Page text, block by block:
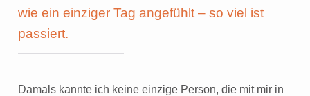
wie ein einziger Tag angefühlt – so viel ist
passiert.
Damals kannte ich keine einzige Person, die mit mir in